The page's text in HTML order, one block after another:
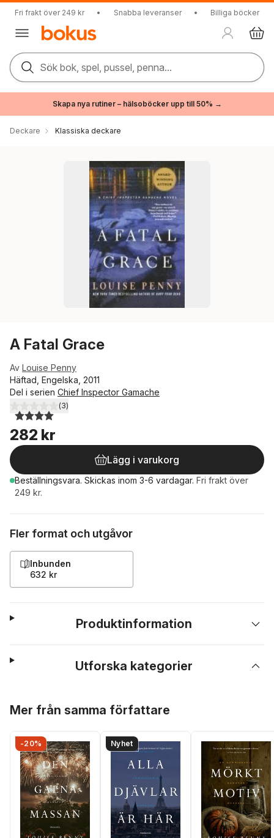
Fri frakt över 249 kr • Snabba leveranser • Billiga böcker
Sök bok, spel, pussel, penna...
Skapa nya rutiner – hälsoböcker upp till 50% →
Deckare Klassiska deckare
A Fatal Grace
Av Louise Penny
Häftad, Engelska, 2011
Del i serien Chief Inspector Gamache
4,0utav 5 stjärnor. Totalt antal röster:
(3)
282 kr
Lägg i varukorg
Beställningsvara. Skickas inom 3-6 vardagar. Fri frakt över
249 kr.
Fler format och utgåvor
Inbunden
632 kr
Produktinformation
Utforska kategorier
Mer från samma författare
-20% Nyhet